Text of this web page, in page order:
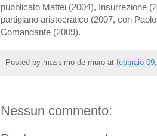
pubblicato Mattei (2004), Insurrezione
partigiano aristocratico (2007, con
Comandante (2009).
Posted by massimo de muro at febbraio
Nessun commento: